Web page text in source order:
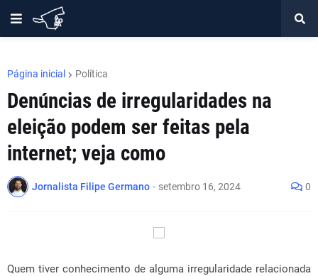
Página inicial Política
Denúncias de irregularidades na
eleição podem ser feitas pela
internet; veja como
Jornalista Filipe Germano - setembro 16, 2024 0
Quem tiver conhecimento de alguma irregularidade relacionada